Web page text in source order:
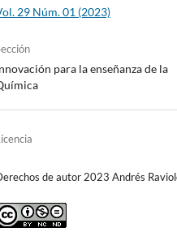
29 Núm. 01 (2023)
para la enseñanza de la
de autor 2023 Andrés